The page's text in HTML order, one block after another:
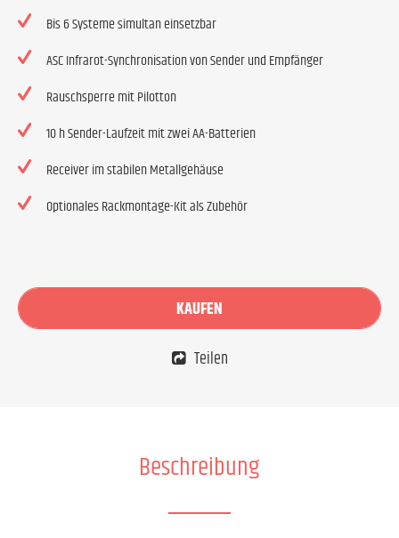
Bis 6 Systeme simultan einsetzbar
ASC Infrarot-Synchronisation von Sender und Empfänger
Rauschsperre mit Pilotton
10 h Sender-Laufzeit mit zwei AA-Batterien
Receiver im stabilen Metallgehäuse
Optionales Rackmontage-Kit als Zubehör
KAUFEN
Teilen
Beschreibung